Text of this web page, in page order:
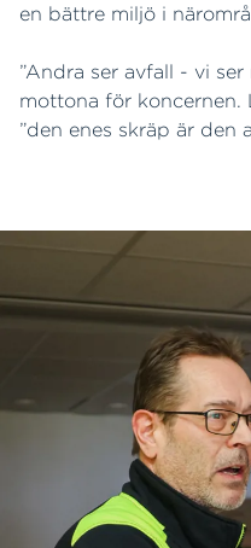
en bättre miljö i
”Andra ser avfall - vi
mottona för koncernen.
”den enes skräp är den